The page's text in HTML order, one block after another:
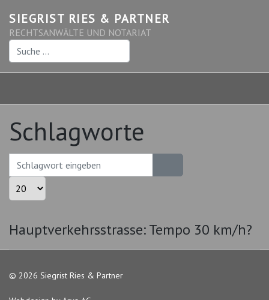
SIEGRIST RIES & PARTNER
RECHTSANWÄLTE UND NOTARIAT
Suchen
Schlagworte
Schlagwort eingeben
Anzeige #
Hauptverkehrsstrasse: Tempo 30 km/h?
© 2026 Siegrist Ries & Partner